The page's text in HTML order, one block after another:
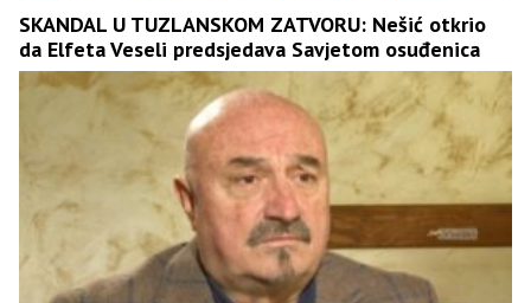
SKANDAL U TUZLANSKOM ZATVORU: Nešić otkrio
da Elfeta Veseli predsjedava Savjetom osuđenica